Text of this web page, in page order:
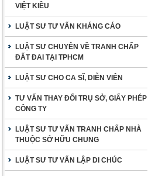
VIỆT KIỀU
LUẬT SƯ TƯ VẤN KHÁNG CÁO
LUẬT SƯ CHUYÊN VỀ TRANH CHẤP
ĐẤT ĐAI TẠI TPHCM
LUẬT SƯ CHO CA SĨ, DIỄN VIÊN
TƯ VẤN THAY ĐỔI TRỤ SỞ, GIẤY PHÉP
CÔNG TY
LUẬT SƯ TƯ VẤN TRANH CHẤP NHÀ
THUỘC SỞ HỮU CHUNG
LUẬT SƯ TƯ VẤN LẬP DI CHÚC